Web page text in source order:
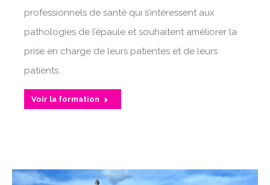
professionnels de santé qui s’intéressent aux
pathologies de l’épaule et souhaitent améliorer la
prise en charge de leurs patientes et de leurs
patients.
Voir la formation